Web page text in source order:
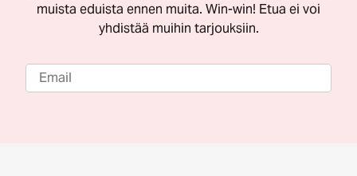
muista eduista ennen muita. Win-win! Etua ei voi
yhdistää muihin tarjouksiin.